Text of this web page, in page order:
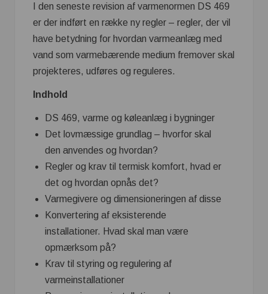
I den seneste revision af varmenormen DS 469
er der indført en række ny regler – regler, der vil
have betydning for hvordan varmeanlæg med
vand som varmebærende medium fremover skal
projekteres, udføres og reguleres.
Indhold
DS 469, varme og køleanlæg i bygninger
Det lovmæssige grundlag – hvorfor skal
den anvendes og hvordan?
Regler og krav til termisk komfort, hvad er
det og hvordan opnås det?
Varmegivere og dimensioneringen af disse
Konvertering af eksisterende
installationer. Hvad skal man være
opmærksom på?
Krav til styring og regulering af
varmeinstallationer